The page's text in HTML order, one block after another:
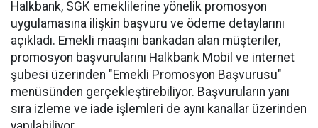
Halkbank, SGK emeklilerine yönelik promosyon
uygulamasına ilişkin başvuru ve ödeme detaylarını
açıkladı. Emekli maaşını bankadan alan müşteriler,
promosyon başvurularını Halkbank Mobil ve internet
şubesi üzerinden "Emekli Promosyon Başvurusu"
menüsünden gerçekleştirebiliyor. Başvuruların yanı
sıra izleme ve iade işlemleri de aynı kanallar üzerinden